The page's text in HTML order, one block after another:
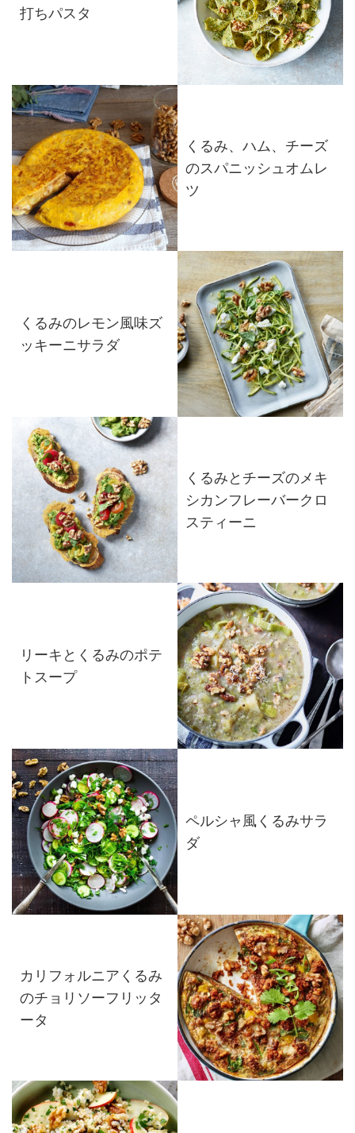
打ちパスタ
くるみ、ハム、チーズ
のスパニッシュオムレ
ツ
くるみのレモン風味ズ
ッキーニサラダ
くるみとチーズのメキ
シカンフレーバークロ
スティーニ
リーキとくるみのポテ
トスープ
ペルシャ風くるみサラ
ダ
カリフォルニアくるみ
のチョリソーフリッタ
ータ